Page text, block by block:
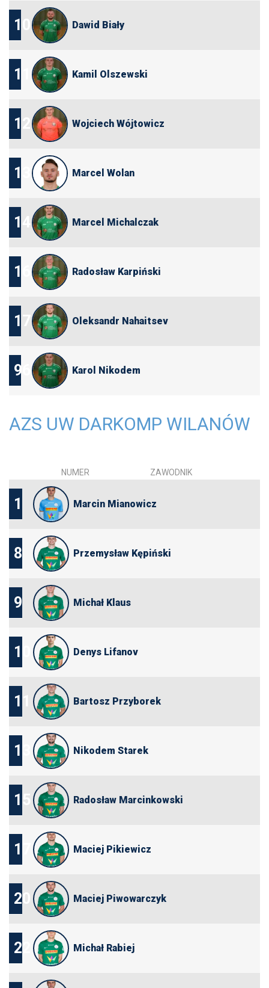
10 Dawid Biały
11 Kamil Olszewski
12 Wojciech Wójtowicz
13 Marcel Wolan
14 Marcel Michalczak
16 Radosław Karpiński
17 Oleksandr Nahaitsev
96 Karol Nikodem
AZS UW DARKOMP WILANÓW
NUMER ZAWODNIK
1 Marcin Mianowicz
8 Przemysław Kępiński
9 Michał Klaus
10 Denys Lifanov
11 Bartosz Przyborek
13 Nikodem Starek
15 Radosław Marcinkowski
17 Maciej Pikiewicz
20 Maciej Piwowarczyk
22 Michał Rabiej